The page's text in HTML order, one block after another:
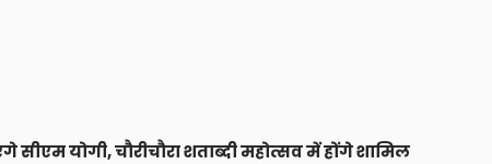
सीएम योगी, चौरीचौरा शताब्दी महोत्सव में होंगे शामिल